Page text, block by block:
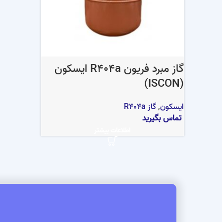
گاز مبرد فریون R404a ایسکون
(ISCON)
ایسکون,گاز R404a
تماس بگیرید